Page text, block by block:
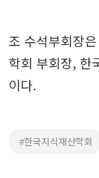
조 수석부회장
학회 부회장, 한
이다.
#한국지식재산학회